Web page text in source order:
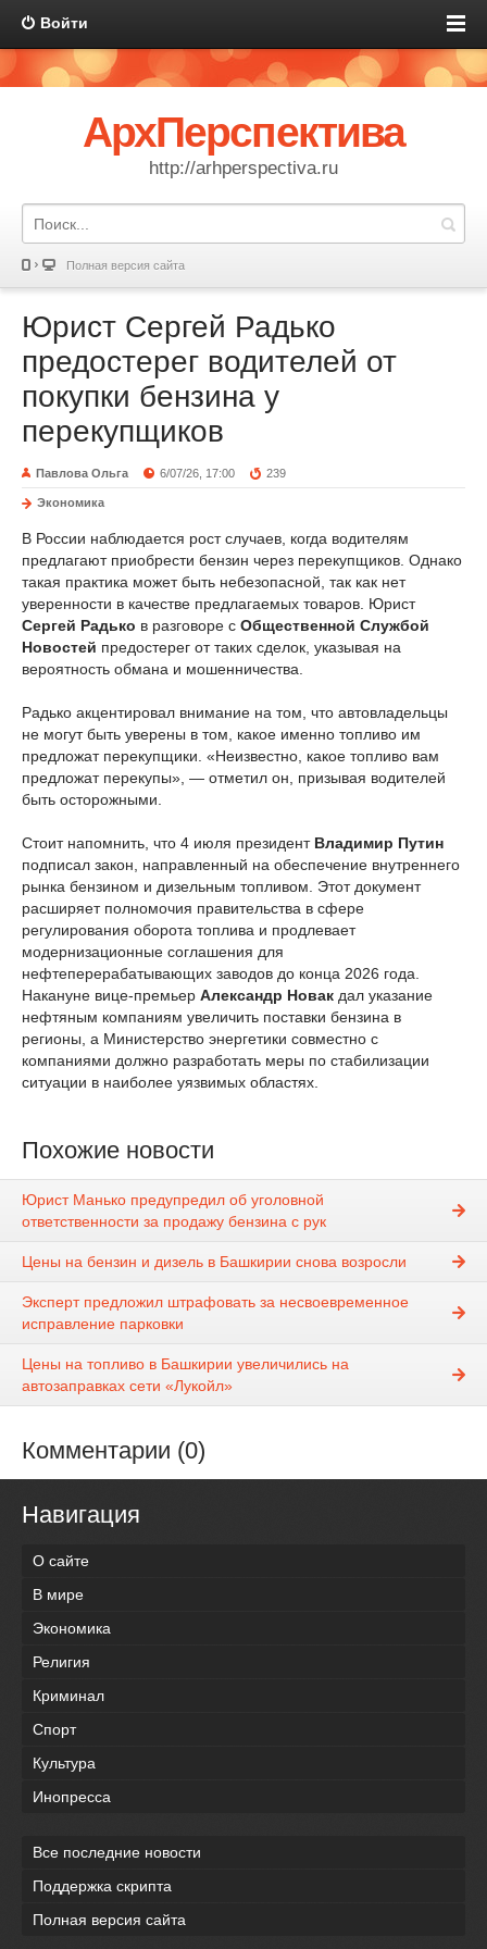
Войти
АрхПерспектива
http://arhperspectiva.ru
Полная версия сайта
Юрист Сергей Радько
предостерег водителей от
покупки бензина у
перекупщиков
Павлова Ольга 6/07/26, 17:00 239
Экономика
В России наблюдается рост случаев, когда водителям
предлагают приобрести бензин через перекупщиков. Однако
такая практика может быть небезопасной, так как нет
уверенности в качестве предлагаемых товаров. Юрист
Сергей Радько в разговоре с Общественной Службой
Новостей предостерег от таких сделок, указывая на
вероятность обмана и мошенничества.
Радько акцентировал внимание на том, что автовладельцы
не могут быть уверены в том, какое именно топливо им
предложат перекупщики. «Неизвестно, какое топливо вам
предложат перекупы», — отметил он, призывая водителей
быть осторожными.
Стоит напомнить, что 4 июля президент Владимир Путин
подписал закон, направленный на обеспечение внутреннего
рынка бензином и дизельным топливом. Этот документ
расширяет полномочия правительства в сфере
регулирования оборота топлива и продлевает
модернизационные соглашения для
нефтеперерабатывающих заводов до конца 2026 года.
Накануне вице-премьер Александр Новак дал указание
нефтяным компаниям увеличить поставки бензина в
регионы, а Министерство энергетики совместно с
компаниями должно разработать меры по стабилизации
ситуации в наиболее уязвимых областях.
Похожие новости
Юрист Манько предупредил об уголовной
ответственности за продажу бензина с рук
Цены на бензин и дизель в Башкирии снова возросли
Эксперт предложил штрафовать за несвоевременное
исправление парковки
Цены на топливо в Башкирии увеличились на
автозаправках сети «Лукойл»
Комментарии (0)
Навигация
О сайте
В мире
Экономика
Религия
Криминал
Спорт
Культура
Инопресса
Все последние новости
Поддержка скрипта
Полная версия сайта